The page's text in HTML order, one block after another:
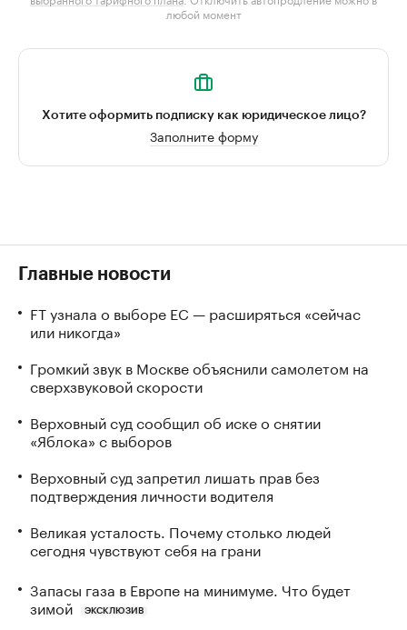
любой момент
Хотите оформить подписку как юридическое лицо?
Заполните форму
Главные новости
FT узнала о выборе ЕС — расширяться «сейчас
или никогда»
Громкий звук в Москве объяснили самолетом на
сверхзвуковой скорости
Верховный суд сообщил об иске о снятии
«Яблока» с выборов
Верховный суд запретил лишать прав без
подтверждения личности водителя
Великая усталость. Почему столько людей
сегодня чувствуют себя на грани
Запасы газа в Европе на минимуме. Что будет
зимой
ЭКСКЛЮЗИВ